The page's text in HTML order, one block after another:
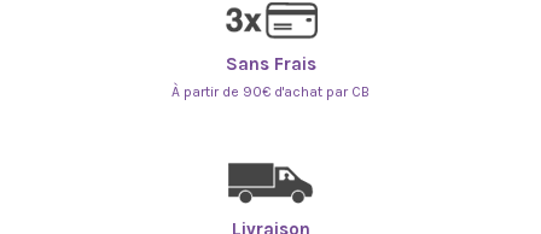
Sans Frais
À partir de 90€ d'achat par CB